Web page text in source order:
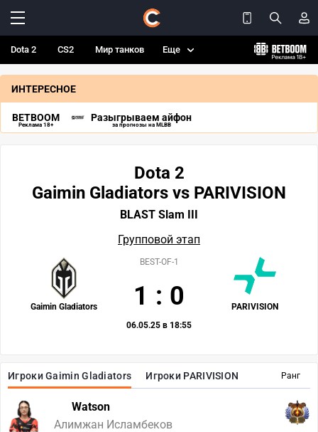
Dota 2 CS2 Мир танков Еще
ИНТЕРЕСНОЕ
BETBOOM
Реклама 18+
Разыгрываем айфон
за прогнозы на MLBB
Ранг
Игроки Gaimin Gladiators Игроки PARIVISION
Watson
Алимжан Исламбеков
1
Dota 2
Gaimin Gladiators vs PARIVISION
BLAST Slam III
Групповой этап
Gaimin Gladiators PARIVISION
BEST-OF-1
1 : 0
06.05.25 в 18:55